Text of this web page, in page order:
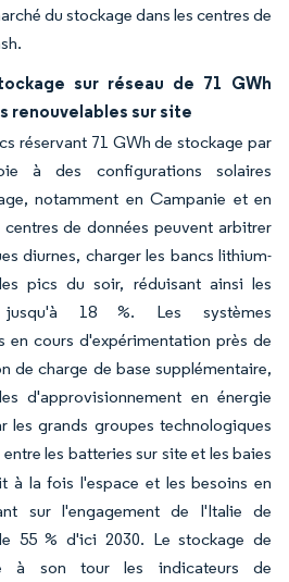
du stockage dans les centres de
sur réseau de 71 GWh
renouvelables sur site
réservant 71 GWh de stockage par
à des configurations solaires
notamment en Campanie et en
de données peuvent arbitrer
diurnes, charger les bancs lithium-
pics du soir, réduisant ainsi les
jusqu'à 18 %. Les systèmes
en cours d'expérimentation près de
de charge de base supplémentaire,
d'approvisionnement en énergie
les grands groupes technologiques
les batteries sur site et les baies
à la fois l'espace et les besoins en
sur l'engagement de l'Italie de
55 % d'ici 2030. Le stockage de
à son tour les indicateurs de